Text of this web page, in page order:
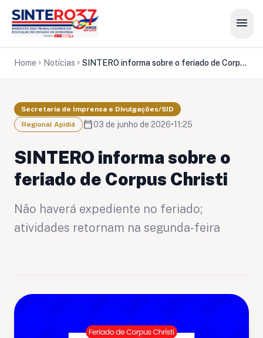
menu
Home chevron_right Notícias chevron_right SINTERO informa sobre o feriado de Corpus Christi
Secretaria de Imprensa e Divulgações/SID
Regional Apidiá
calendar_today03 de junho de 2026•11:25
SINTERO informa sobre o
feriado de Corpus Christi
Não haverá expediente no feriado;
atividades retornam na segunda-feira